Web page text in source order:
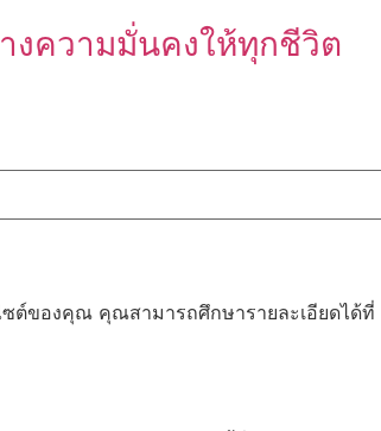
งความมั่นคงให้ทุกชีวิต
ต์ของคุณ คุณสามารถศึกษารายละเอียดได้ที่